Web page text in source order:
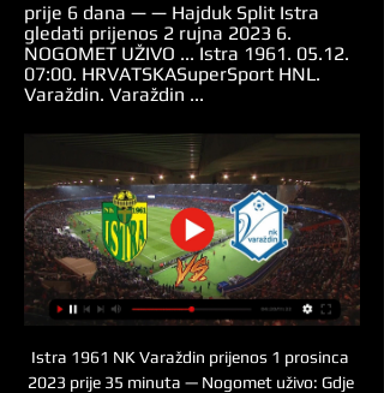
prije 6 dana — — Hajduk Split Istra
gledati prijenos 2 rujna 2023 6.
NOGOMET UŽIVO ... Istra 1961. 05.12.
07:00. HRVATSKASuperSport HNL.
Varaždin. Varaždin ...
Istra 1961 NK Varaždin prijenos 1 prosinca
2023 prije 35 minuta — Nogomet uživo: Gdje